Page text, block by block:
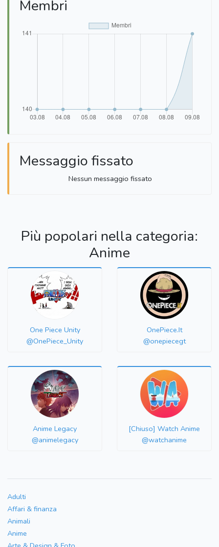
Membri
Messaggio fissato
Nessun messaggio fissato
Più popolari nella categoria:
Anime
One Piece Unity
@OnePiece_Unity
OnePiece.It
@onepiecegt
Anime Legacy
@animelegacy
[Chiuso] Watch Anime
@watchanime
Adulti
Affari & finanza
Animali
Anime